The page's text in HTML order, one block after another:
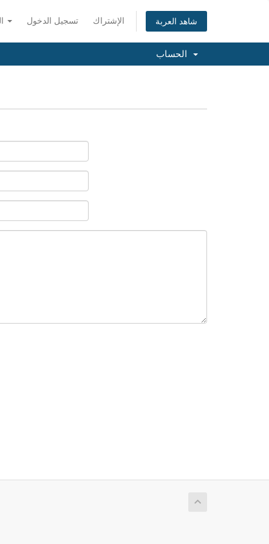
تسجيل الدخول الإشتراك شاهد العربة